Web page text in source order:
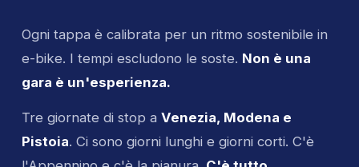
Ogni tappa è calibrata per un ritmo sostenibile in
e-bike. I tempi escludono le soste. Non è una
gara è un'esperienza.
Tre giornate di stop a Venezia, Modena e
Pistoia. Ci sono giorni lunghi e giorni corti. C'è